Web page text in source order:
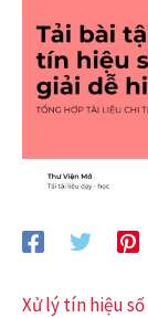
Xử lý tín hiệu số